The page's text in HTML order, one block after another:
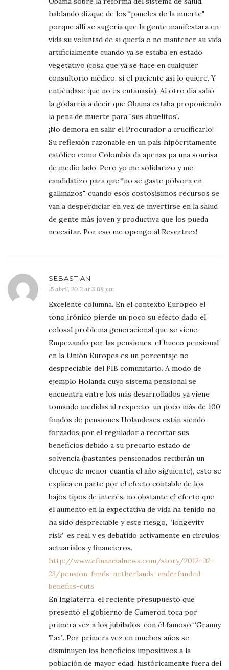
hablando dizque de los "paneles de la muerte",
porque allí se sugería que la gente manifestara en
vida su voluntad de si quería o no mantener su vida
artificialmente cuando ya se estaba en estado
vegetativo (cosa que ya se hace en cualquier
consultorio médico, si el paciente así lo quiere. Y
entiéndase que no es eutanasia). Al otro día salió
la godarria a decir que Obama estaba proponiendo
la pena de muerte para "sus abuelitos".
¡No demora en salir el Procurador a crucificarlo!
Su reflexión razonable en un país hipócritamente
católico como Colombia da apenas pa una sonrisa
de medio lado. Pero yo me solidarizo y me
candidatizo para que "no se gaste pólvora en
gallinazos", cuando esos costosísimos recursos se
van a desperdiciar en vez de invertirse en la salud
de gente más joven y productiva que los pueda
necesitar. Por eso me opongo al Revertrex!
SEBASTIAN
15 abril, 2012 at 3:08 pm
Excelente columna. En el contexto Europeo el
tono irónico pierde un poco su efecto dado el
colosal problema generacional que se viene.
Empezando por las pensiones, el hueco pensional
en la Unión Europea es un porcentaje no
despreciable del PIB comunitario. A modo de
ejemplo Holanda cuyo sistema pensional se
encuentra entre los más desarrollados ya viene
tomando medidas al respecto, un poco más de 100
fondos de pensiones Holandeses están siendo
forzados por el regulador a recortar sus
beneficios debido a su precario estado de
solvencia (bastantes pensionados recibirán un
cheque de menor cuantía el año siguiente), esto se
explica en parte por el efecto contable de los
bajos tipos de interés; no obstante el efecto que
el aumento en la expectativa de vida ha tenido no
ha sido despreciable y este riesgo, “longevity
risk” es real y es debatido activamente en círculos
actuariales y financieros.
http://www.efinancialnews.com/story/2012-02-
23/pension-funds-netherlands-underfunded-
benefits-cuts
En Inglaterra, el reciente presupuesto que
presentó el gobierno de Cameron toca por
primera vez a los jubilados, con él famoso “Granny
Tax”. Por primera vez en muchos años se
disminuyen los beneficios impositivos a la
población de mayor edad, históricamente fuera del